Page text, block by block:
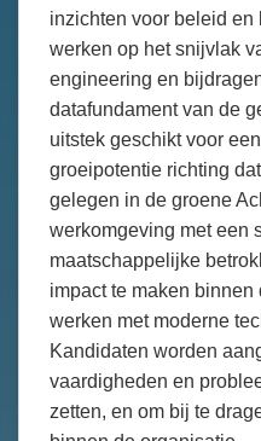
inzichten voor beleid en
werken op het snijvlak
engineering en
datafundament van de
uitstek geschikt voor
groeipotentie richting
gelegen in de groene
werkomgeving met een
maatschappelijke
impact te maken
werken met moderne
Kandidaten worden
vaardigheden en
zetten, en om bij te